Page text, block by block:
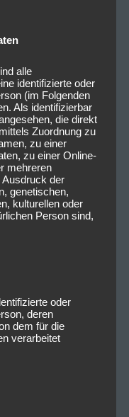
alle
identifizierte oder
(im Folgenden
Als identifizierbar
die direkt
Zuordnung zu
zu einer
zu einer Online-
mehreren
der
genetischen,
kulturellen oder
Person sind,
oder
deren
dem für die
verarbeitet